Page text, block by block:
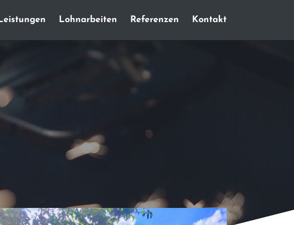
Lohnarbeiten Referenzen Kontakt